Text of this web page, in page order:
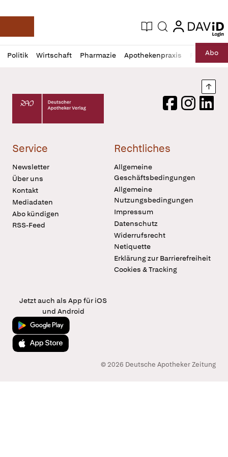
Deutsche Apotheker Zeitung
Aktuelle Ausgabe
Suche login
login
Politik Wirtschaft Pharmazie Apothekenpraxis RechtAbo
Profil
öffnen
Daz
Pur
Deutscher Apotheker Verlag Logo
FacebookInstagram
Service
Newsletter
Über uns
Kontakt
Mediadaten
Abo kündigen
RSS-Feed
Rechtliches
Allgemeine
Geschäftsbedingungen
Allgemeine
Nutzungsbedingungen
Impressum
Datenschutz
Widerrufsrecht
Netiquette
Erklärung zur Barrierefreiheit
Cookies & Tracking
Jetzt auch als App für iOS
und Android
Jetzt bei Google Play
Laden im App Store
© 2026 Deutsche Apotheker Zeitung